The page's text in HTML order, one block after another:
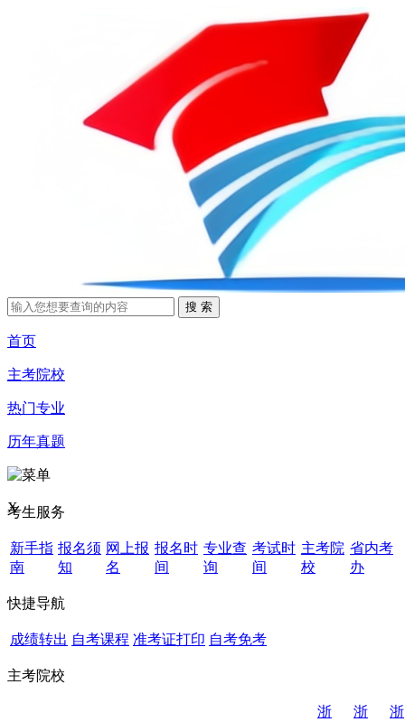
首页
主考院校
热门专业
历年真题
X
考生服务
新手指
南
报名须
知
网上报
名
报名时
间
专业查
询
考试时
间
主考院
校
省内考
办
快捷导航
成绩转出 自考课程 准考证打印 自考免考
主考院校
浙
浙
浙